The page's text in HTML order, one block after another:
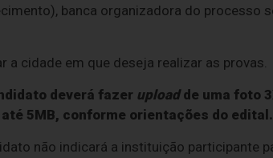
banca organizadora do processo
a cidade em que deseja realizar as provas.
deverá fazer uploadde uma foto
5MB, conforme orientações do edital.
não indicará a instituição participante